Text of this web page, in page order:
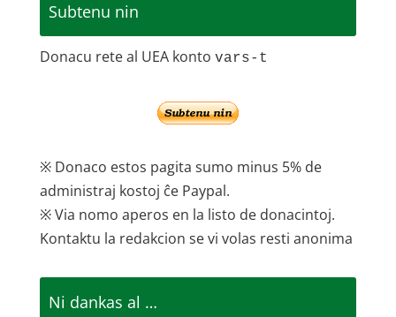
Subtenu nin
Donacu rete al UEA konto vars-t
※ Donaco estos pagita sumo minus 5% de
administraj kostoj ĉe Paypal.
※ Via nomo aperos en la listo de donacintoj.
Kontaktu la redakcion se vi volas resti anonima
Ni dankas al …